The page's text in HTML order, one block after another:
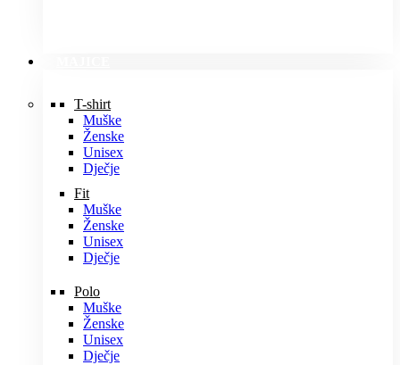
T-shirt
Muške
Ženske
Unisex
Dječje
Fit
Muške
Ženske
Unisex
Dječje
Polo
Muške
Ženske
Unisex
Dječje